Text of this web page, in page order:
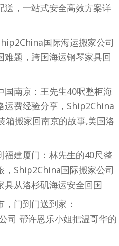
送，一站式安全高效方案详
国际海运搬家公司
难题，跨国海运钢琴家具回
国南京：王先生40呎整柜海
运费经验分享，Ship2China
箱搬家回南京的故事,美国洛
福建厦门：林先生的40尺整
，Ship2China国际搬家公司
具从洛杉矶海运安全回国
门到门送到家：
司 帮许恩乐小姐把温哥华的